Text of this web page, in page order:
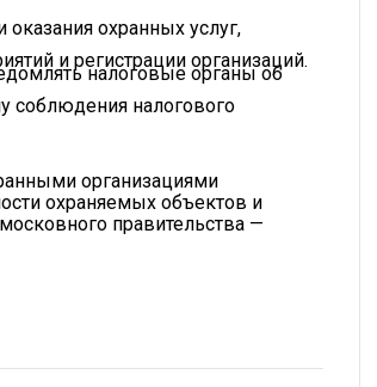
охранных услуг,
и регистрации организаций.
налоговые органы об
соблюдения налогового
организациями
охраняемых объектов и
правительства —